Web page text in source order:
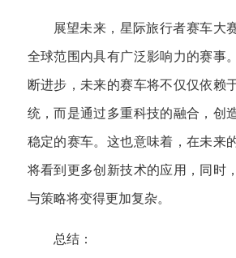
展望未来，星际旅行者赛车大
全球范围内具有广泛影响力的赛事
断进步，未来的赛车将不仅仅依赖
统，而是通过多重科技的融合，创
稳定的赛车。这也意味着，在未来
将看到更多创新技术的应用，同时
与策略将变得更加复杂。
总结：